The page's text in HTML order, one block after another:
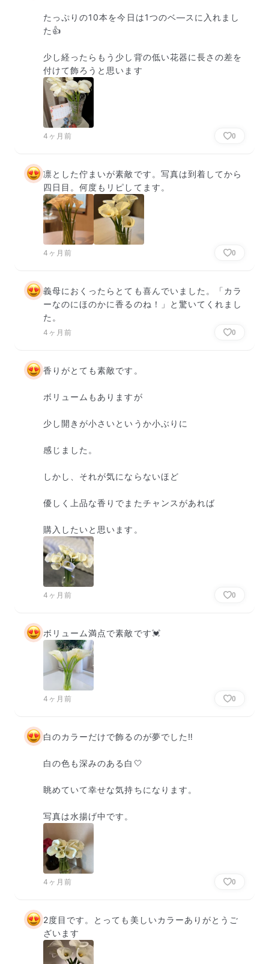
たっぷりの10本を今日は1つのベ―スに入れまし
た👍
少し経ったらもう少し背の低い花器に長さの差を
付けて飾ろうと思います
4ヶ月前 0
凛とした佇まいが素敵です。写真は到着してから
四日目。何度もリピしてます。
4ヶ月前 0
義母におくったらとても喜んでいました。「カラ
ーなのにほのかに香るのね！」と驚いてくれまし
た。
4ヶ月前 0
香りがとても素敵です。
ボリュームもありますが
少し開きが小さいというか小ぶりに
感じました。
しかし、それが気にならないほど
優しく上品な香りでまたチャンスがあれば
購入したいと思います。
4ヶ月前 0
ボリューム満点で素敵です💓
4ヶ月前 0
白のカラーだけで飾るのが夢でした‼️
白の色も深みのある白🤍
眺めていて幸せな気持ちになります。
写真は水揚げ中です。
4ヶ月前 0
2度目です。とっても美しいカラーありがとうご
ざいます